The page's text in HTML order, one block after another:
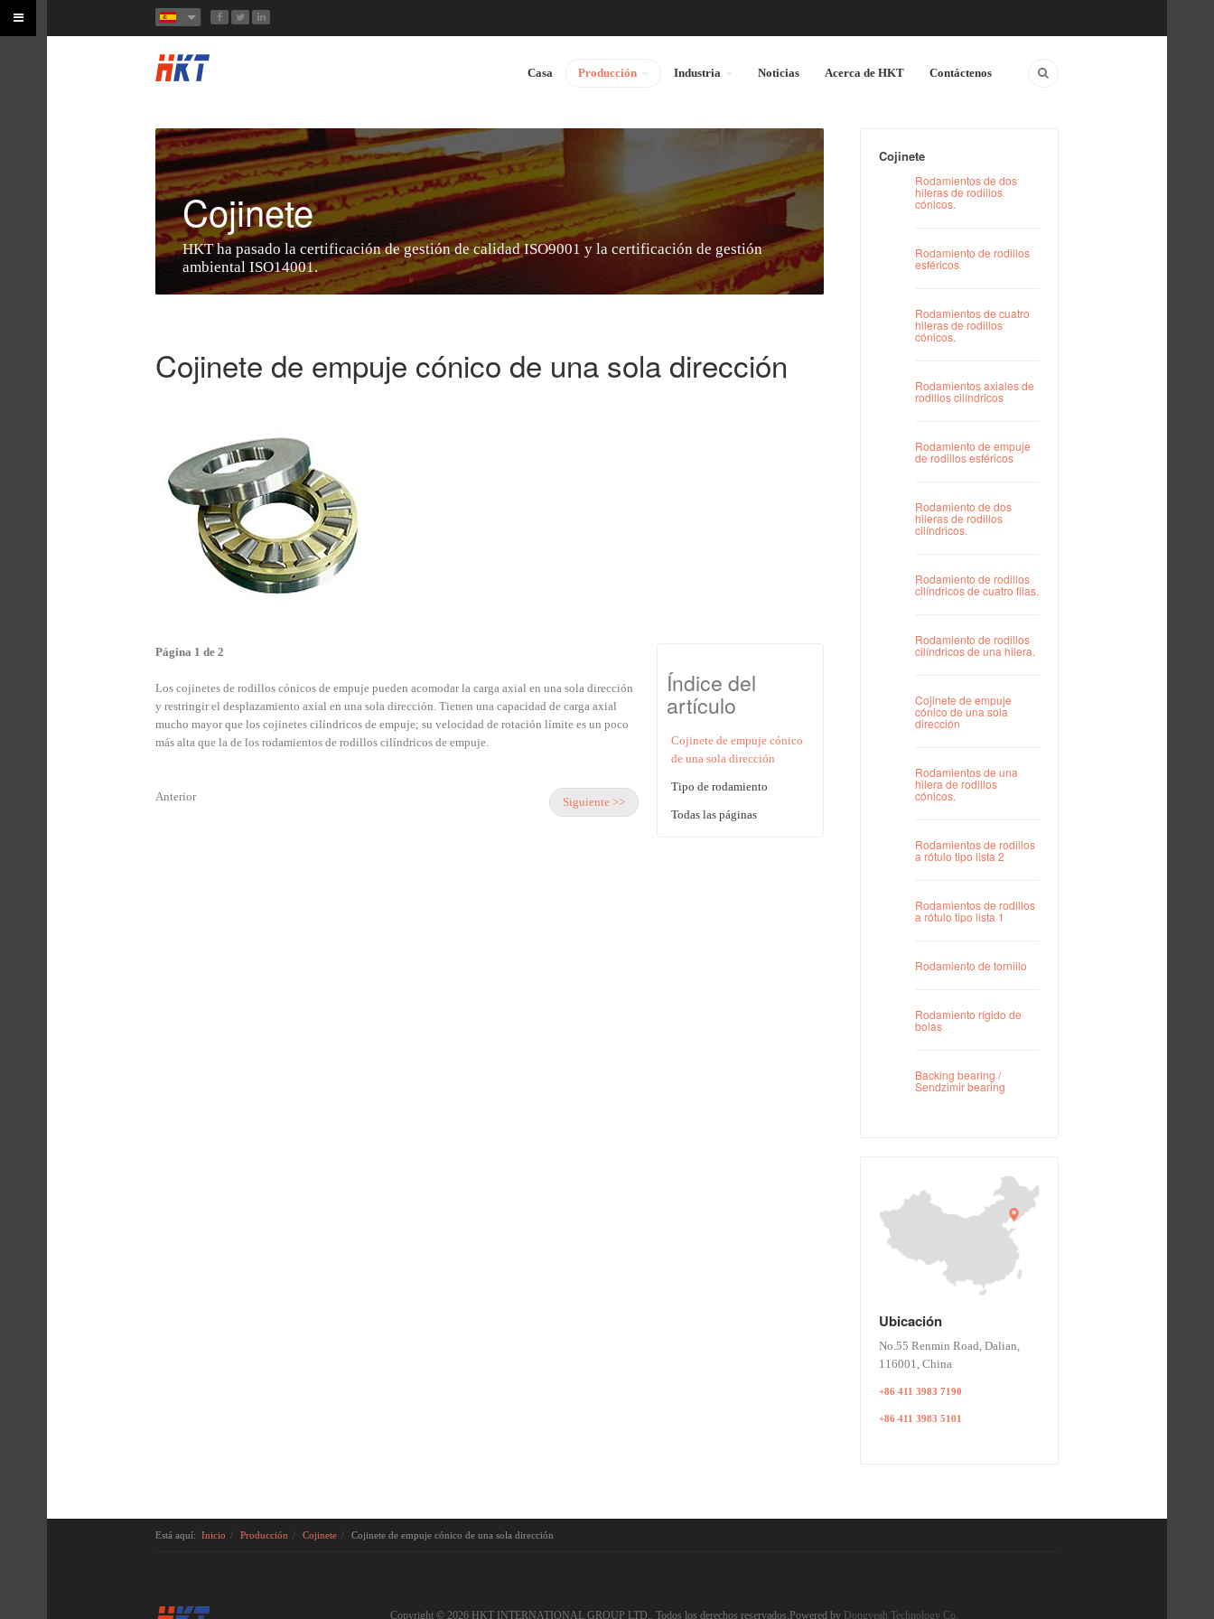
Casa Producción Industria Noticias Acerca de HKT Contáctenos
Cojinete
HKT ha pasado la certificación de gestión de calidad ISO9001 y la certificación de gestión
ambiental ISO14001.
Cojinete de empuje cónico de una sola dirección
Índice del
artículo
Cojinete de empuje cónico
de una sola dirección
Tipo de rodamiento
Todas las páginas
Página 1 de 2
Los cojinetes de rodillos cónicos de empuje pueden acomodar la carga axial en una sola dirección
y restringir el desplazamiento axial en una sola dirección. Tienen una capacidad de carga axial
mucho mayor que los cojinetes cilíndricos de empuje; su velocidad de rotación límite es un poco
más alta que la de los rodamientos de rodillos cilíndricos de empuje.
Anterior Siguiente >>
Cojinete
Rodamientos de dos
hileras de rodillos
cónicos.
Rodamiento de rodillos
esféricos
Rodamientos de cuatro
hileras de rodillos
cónicos.
Rodamientos axiales de
rodillos cilíndricos
Rodamiento de empuje
de rodillos esféricos
Rodamiento de dos
hileras de rodillos
cilíndricos.
Rodamiento de rodillos
cilíndricos de cuatro filas.
Rodamiento de rodillos
cilíndricos de una hilera.
Cojinete de empuje
cónico de una sola
dirección
Rodamientos de una
hilera de rodillos
cónicos.
Rodamientos de rodillos
a rótulo tipo lista 2
Rodamientos de rodillos
a rótulo tipo lista 1
Rodamiento de tornillo
Rodamiento rígido de
bolas
Backing bearing /
Sendzimir bearing
Ubicación
No.55 Renmin Road, Dalian,
116001, China
+86 411 3983 7190
+86 411 3983 5101
Está aquí: Inicio Producción Cojinete Cojinete de empuje cónico de una sola dirección
Copyright © 2026 HKT INTERNATIONAL GROUP LTD.. Todos los derechos reservados.Powered by Dongyeah Technology Co.